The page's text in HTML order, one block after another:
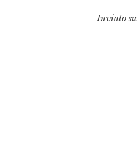
Inviato su